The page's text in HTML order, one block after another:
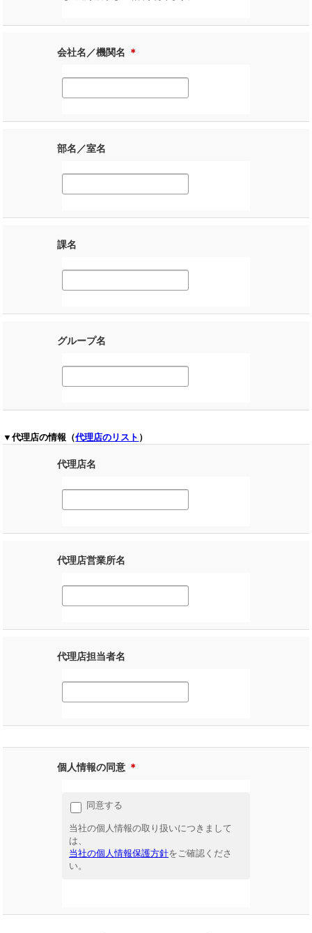
会社名／機関名 ＊
部名／室名
課名
グループ名
▼代理店の情報（代理店のリスト ）
代理店名
代理店営業所名
代理店担当者名
個人情報の同意 ＊
同意する
当社の個人情報の取り扱いにつきまして
は、
当社の個人情報保護方針をご確認くださ
い。